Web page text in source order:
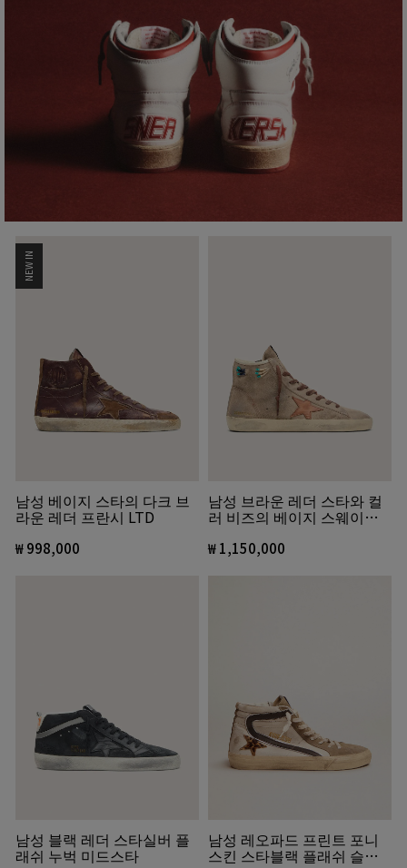
NEW IN
남성 베이지 스타의 다크 브
라운 레더 프란시 LTD
₩ 998,000
남성 브라운 레더 스타와 컬
러 비즈의 베이지 스웨이드
₩ 1,150,000
남성 블랙 레더 스타실버 플
래쉬 누벅 미드스타
남성 레오파드 프린트 포니
스킨 스타블랙 플래쉬 슬라